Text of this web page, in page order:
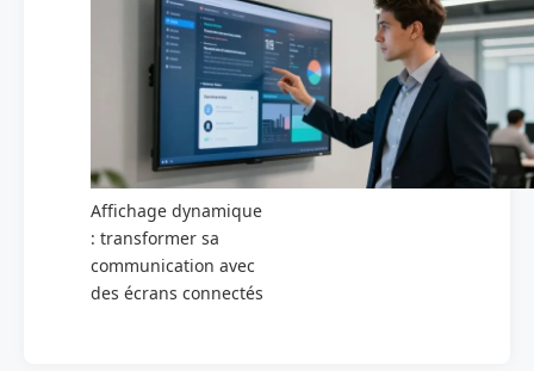
Affichage dynamique
: transformer sa
communication avec
des écrans connectés